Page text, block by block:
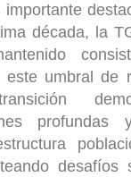
década, la
este umbral de
profundas
desafíos